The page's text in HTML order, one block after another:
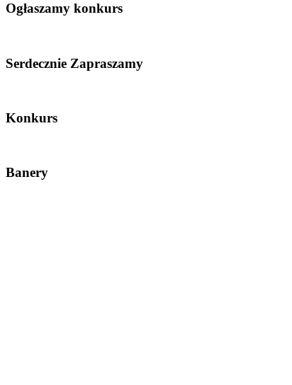
Ogłaszamy konkurs
Serdecznie Zapraszamy
Konkurs
Banery